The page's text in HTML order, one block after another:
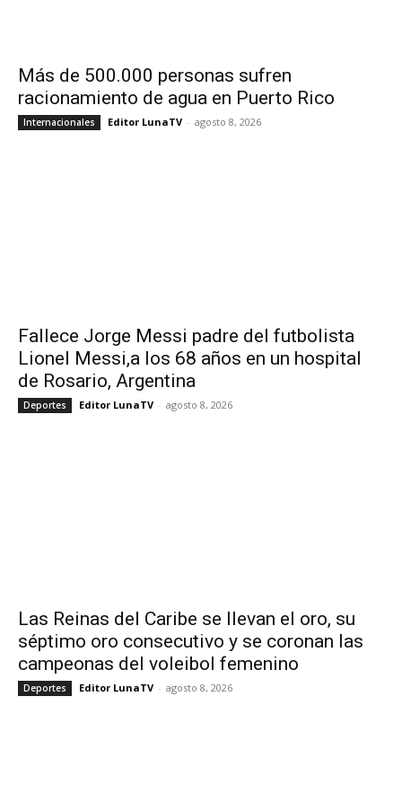
Más de 500.000 personas sufren
racionamiento de agua en Puerto Rico
Internacionales Editor LunaTV - agosto 8, 2026
Fallece Jorge Messi padre del futbolista
Lionel Messi,a los 68 años en un hospital
de Rosario, Argentina
Deportes Editor LunaTV - agosto 8, 2026
Las Reinas del Caribe se llevan el oro, su
séptimo oro consecutivo y se coronan las
campeonas del voleibol femenino
Deportes Editor LunaTV - agosto 8, 2026